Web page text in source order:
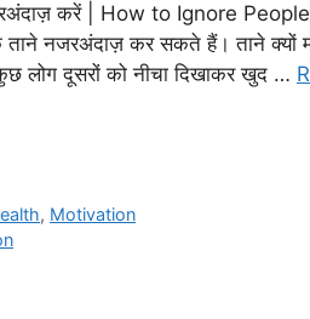
करें | How to Ignore
नजरअंदाज़ कर सकते हैं। ताने क्यों
लोग दूसरों को नीचा दिखाकर खुद …
, Motivation